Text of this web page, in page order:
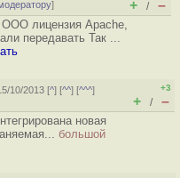
] + / –
лицензия Apache,
передавать Так ...
10/2013 [^] [^^] [^^^]
+3
+ / –
новая
большой